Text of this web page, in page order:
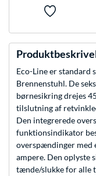
Eco-Line er standard
Brennenstuhl. De
børnesikring drejes
tilslutning af
Den integrerede
funktionsindikator
overspændinger med
ampere. Den oplyste
tænde/slukke for alle